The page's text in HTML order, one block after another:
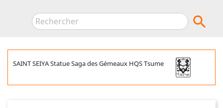

SAINT SEIYA Statue Saga des Gémeaux HQS Tsume